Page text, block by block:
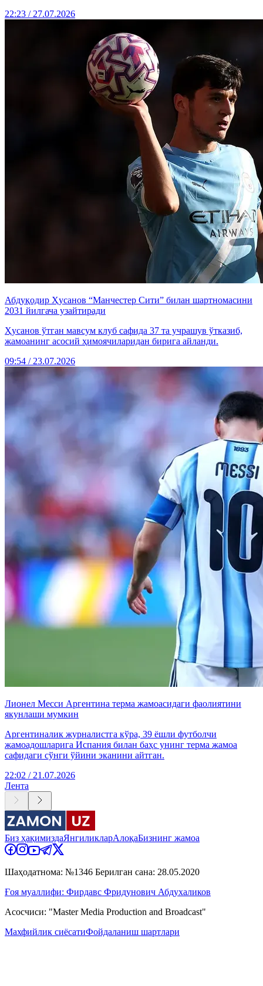
22:23 / 27.07.2026
Абдуқодир Ҳусанов “Манчестер Сити” билан шартномасини
2031 йилгача узайтиради
Ҳусанов ўтган мавсум клуб сафида 37 та учрашув ўтказиб,
жамоанинг асосий ҳимоячиларидан бирига айланди.
09:54 / 23.07.2026
Лионел Месси Аргентина терма жамоасидаги фаолиятини
якунлаши мумкин
Аргентиналик журналистга кўра, 39 ёшли футболчи
жамоадошларига Испания билан баҳс унинг терма жамоа
сафидаги сўнги ўйини эканини айтган.
22:02 / 21.07.2026
Лента
Биз ҳақимиздаЯнгиликларАлоқаБизнинг жамоа
Шаҳодатнома: №1346 Берилган сана: 28.05.2020
Ғоя муаллифи: Фирдавс Фридунович Абдухаликов
Асосчиси: "Master Media Production and Broadcast"
Махфийлик сиёсатиФойдаланиш шартлари